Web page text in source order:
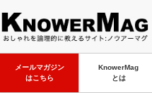
メールマガジン
はこちら
KnowerMag
とは